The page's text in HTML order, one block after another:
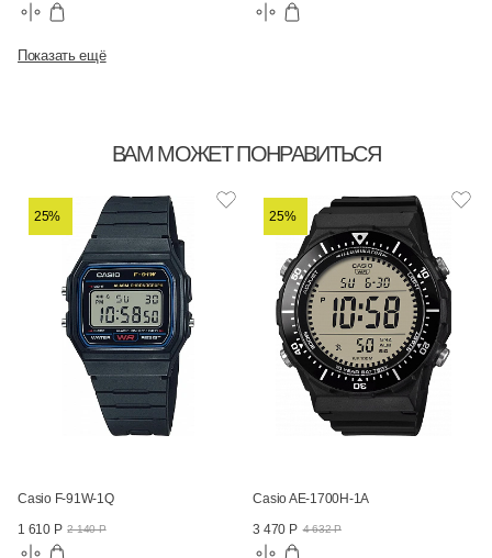
Показать ещё
ВАМ МОЖЕТ ПОНРАВИТЬСЯ
25%
Casio F-91W-1Q
1 610 Р 2 140 Р
25%
Casio AE-1700H-1A
3 470 Р 4 632 Р